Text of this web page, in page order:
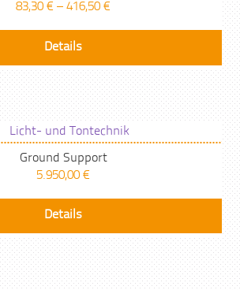
83,30 € – 416,50 €
Details
Ground Support
5.950,00 €
Details